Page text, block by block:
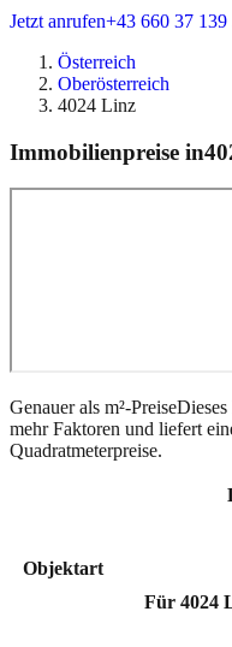
Jetzt anrufen+43 660 37 139
Österreich
Oberösterreich
4024 Linz
Immobilienpreise in
Genauer als m²-Preise
mehr Faktoren und liefert
Quadratmeterpreise.
Objektart
Für 4024